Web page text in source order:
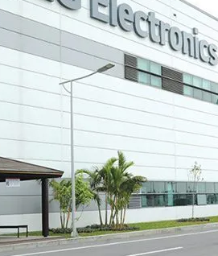
đồng thời màu sắc trở nên sốngđộng v
độ n ào.
ìnhảnh và âm thanh theo thời gian
điều chỉnhđ áng, màu s ắc và âm
tốt nhất mà không c ần thao tácđiều